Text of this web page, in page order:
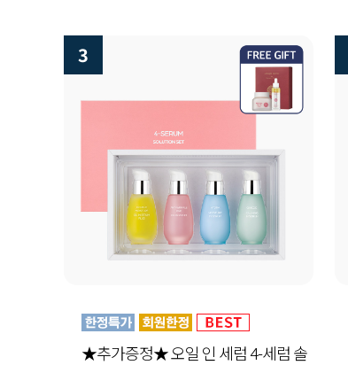
3
★추가증정★ 오일 인 세럼 4-세럼 솔